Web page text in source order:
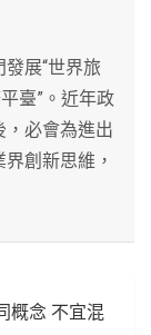
展“世界旅
臺”。近年政
，必會為進出
創新思維，
概念 不宜混